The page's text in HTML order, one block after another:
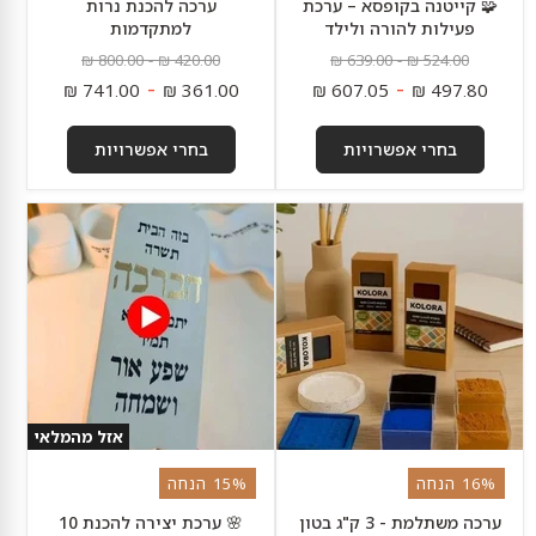
🧩 קייטנה בקופסא – ערכת
פעילות להורה ולילד
מחיר
מקורי
524.00 ₪
-מחיר
מקורי
639.00 ₪
497.80 ₪
-
607.05 ₪
בחרי אפשרויות
ערכה להכנת נרות
למתקדמות
מחיר
מקורי
420.00 ₪
-מחיר
מקורי
800.00 ₪
361.00 ₪
-
741.00 ₪
בחרי אפשרויות
ערכה
ק"ג
פולימרי
+
פיגמנטים
צבעוניים
הנחה
16% הנחה
ערכה משתלמת - 3 ק"ג בטון
אזל מהמלאי
🌸
ערכת
להכנת
10
ברכות
15% הנחה
🌸 ערכת יצירה להכנת 10